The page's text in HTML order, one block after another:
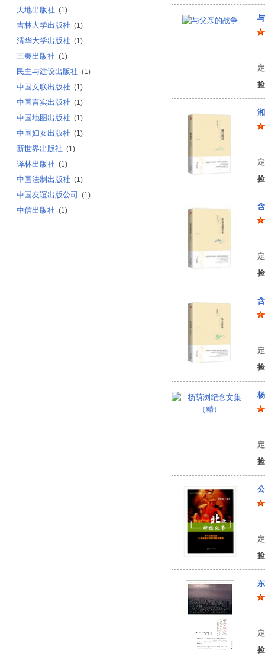
天地出版社 (1)
吉林大学出版社 (1)
清华大学出版社 (1)
三秦出版社 (1)
民主与建设出版社 (1)
中国文联出版社 (1)
中国言实出版社 (1)
中国地图出版社 (1)
中国妇女出版社 (1)
新世界出版社 (1)
译林出版社 (1)
中国法制出版社 (1)
中国友谊出版公司 (1)
中信出版社 (1)